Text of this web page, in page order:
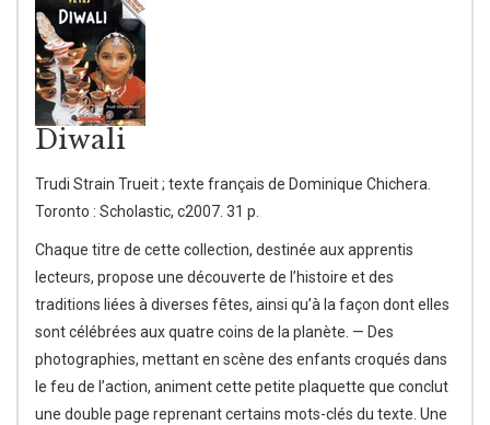
Diwali
Trudi Strain Trueit ; texte français de Dominique Chichera.
Toronto : Scholastic, c2007. 31 p.
Chaque titre de cette collection, destinée aux apprentis
lecteurs, propose une découverte de l’histoire et des
traditions liées à diverses fêtes, ainsi qu’à la façon dont elles
sont célébrées aux quatre coins de la planète. — Des
photographies, mettant en scène des enfants croqués dans
le feu de l’action, animent cette petite plaquette que conclut
une double page reprenant certains mots-clés du texte. Une